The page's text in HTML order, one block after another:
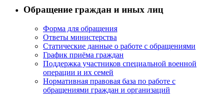
Обращение граждан и иных лиц
Форма для обращения
Ответы министерства
Статические данные о работе с обращениями
График приёма граждан
Поддержка участников специальной военной
операции и их семей
Нормативная правовая база по работе с
обращениями граждан и организаций